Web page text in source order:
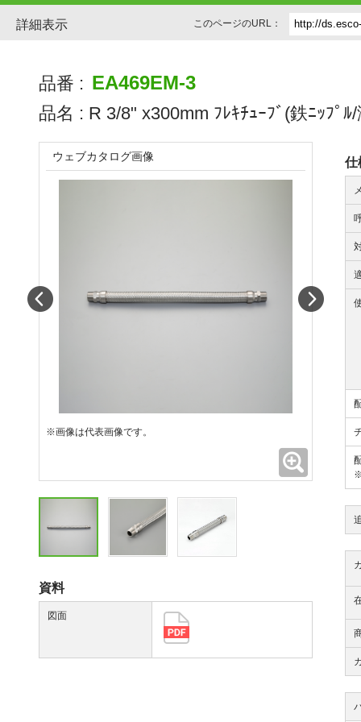
詳細表示 このページのURL：
品番 : EA469EM-3
品名 : R 3/8" x300mm ﾌﾚｷﾁｭｰﾌﾞ(鉄ﾆｯﾌﾟﾙ
仕
ウェブカタログ画像
※画像は代表画像です。
資料
図面